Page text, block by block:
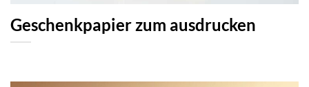
Geschenkpapier zum ausdrucken